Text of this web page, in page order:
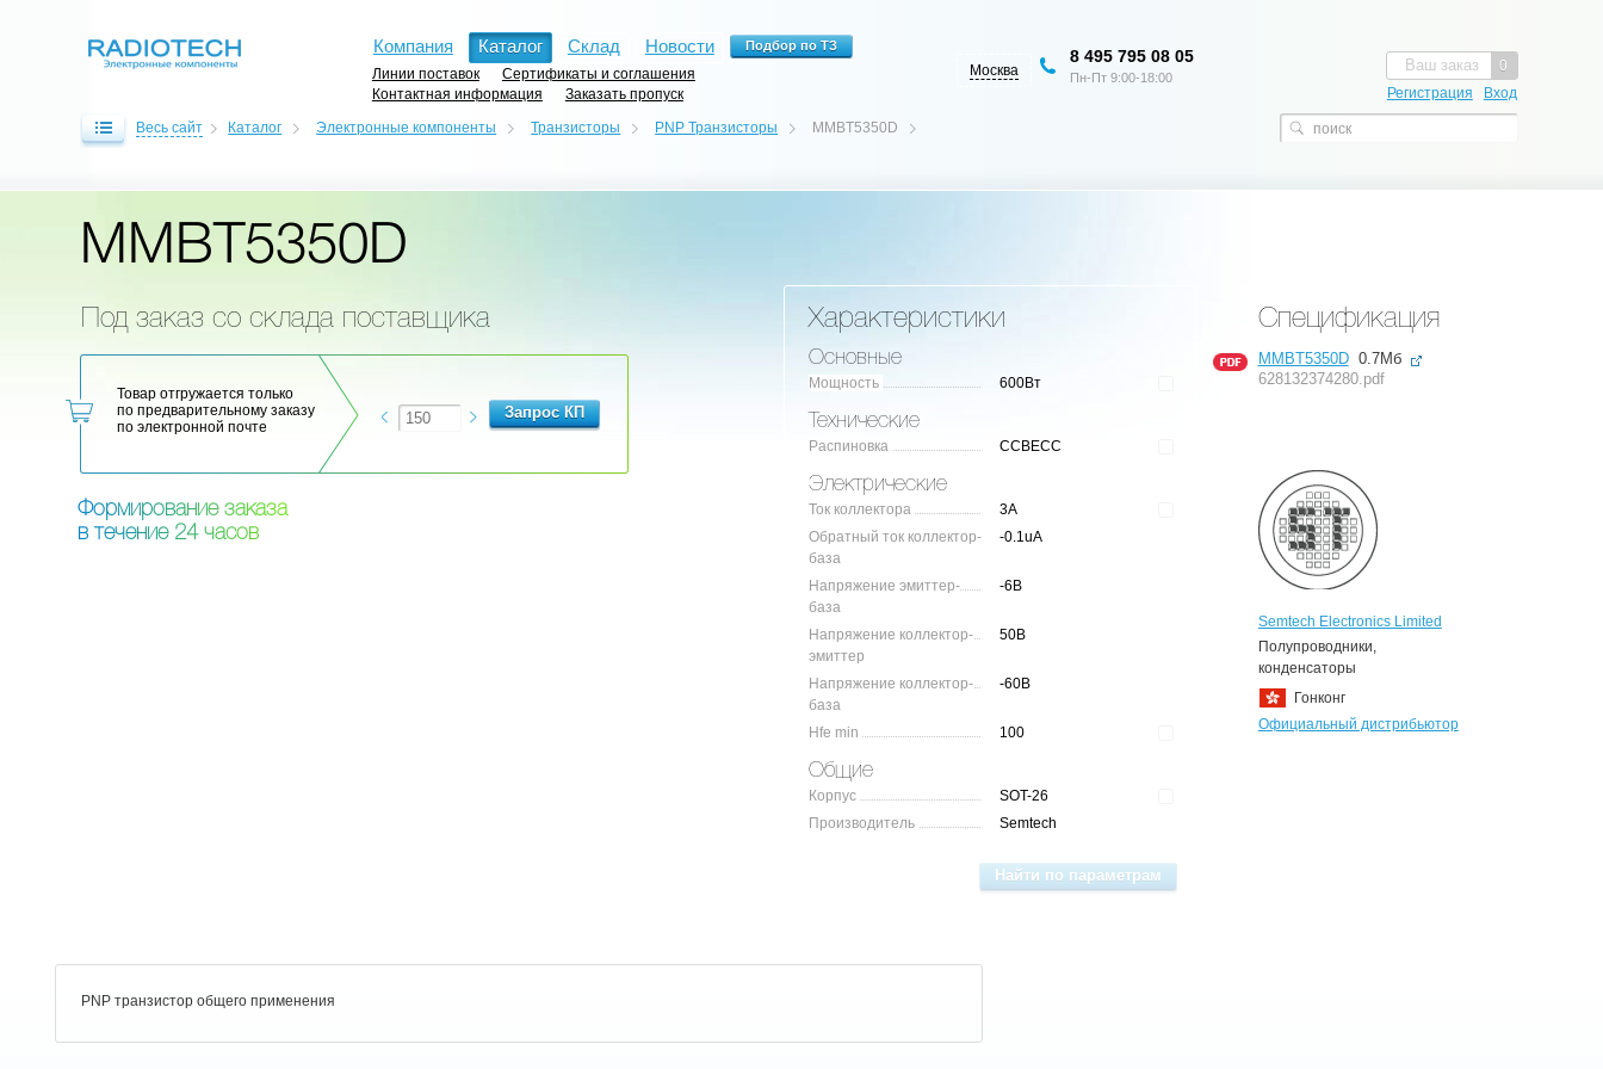
Компания Каталог Склад Новости
Линии поставок
Сертификаты и соглашения
Контактная информация
Заказать пропуск
0
Ваш заказ
Регистрация Вход
Москва
8 495 795 08 05
Пн-Пт 9:00-18:00
Весь сайт Каталог Электронные компоненты Транзисторы PNP Транзисторы MMBT5350D
MMBT5350D
Под заказ со склада поставщика
Товар отгружается только
по предварительному заказу
по электронной почте
Формирование заказа
в течение 24 часов
Характеристики
Основные
Мощность 600Вт
Технические
Распиновка CCBECC
Электрические
Ток коллектора
3А
Обратный ток коллектор-
база
-0.1uA
Напряжение эмиттер-
база
-6В
Напряжение коллектор-
эмиттер
50В
Напряжение коллектор-
база
-60В
Hfe min 100
Общие
Корпус
SOT-26
Производитель
Semtech
Спецификация
MMBT5350D 0.7Мб
628132374280.pdf
Semtech Electronics Limited
Полупроводники,
конденсаторы
Гонконг
Официальный дистрибьютор
PNP транзистор общего применения